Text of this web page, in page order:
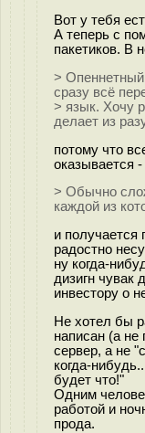
Вот у тебя
А теперь с
пакетиков. В
> Опеннетный
сразу всё
> язык. Хочу
делает из
потому что
оказывается
> Обычно
каждой из
и получается
радостно
ну когда-
дизигн чувак
инвестору о
Не хотел бы
написан (а не
сервер, а не
когда-
будет что!"
Одним
работой и
прода.